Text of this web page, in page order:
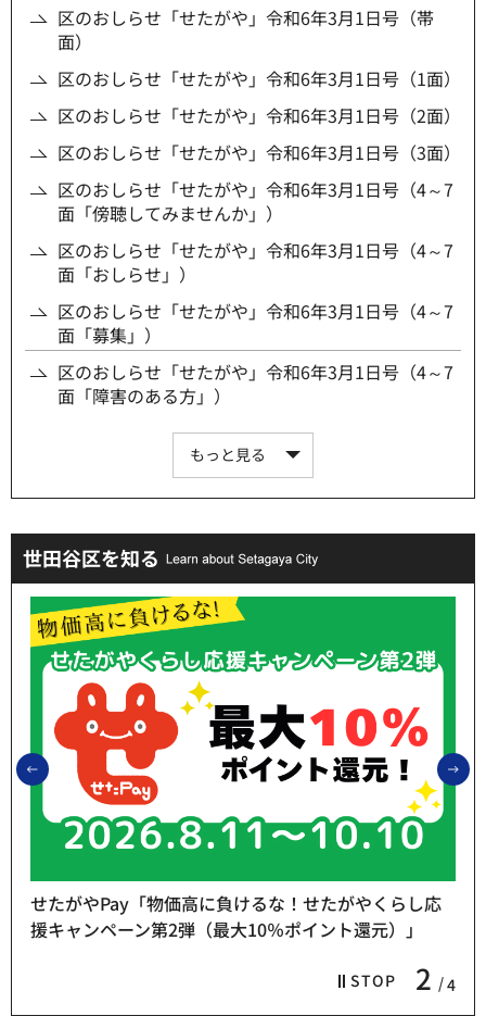
区のおしらせ「せたがや」令和6年3月1日号（帯
面）
区のおしらせ「せたがや」令和6年3月1日号（1面）
区のおしらせ「せたがや」令和6年3月1日号（2面）
区のおしらせ「せたがや」令和6年3月1日号（3面）
区のおしらせ「せたがや」令和6年3月1日号（4～7
面「傍聴してみませんか」）
区のおしらせ「せたがや」令和6年3月1日号（4～7
面「おしらせ」）
区のおしらせ「せたがや」令和6年3月1日号（4～7
面「募集」）
区のおしらせ「せたがや」令和6年3月1日号（4～7
面「障害のある方」）
もっと見る
世田谷区を知る
前のスライドを表示
STOP 2 4
せたがやPay「物価高に負けるな！せたがやくらし応
援キャンペーン第2弾（最大10％ポイント還元）」